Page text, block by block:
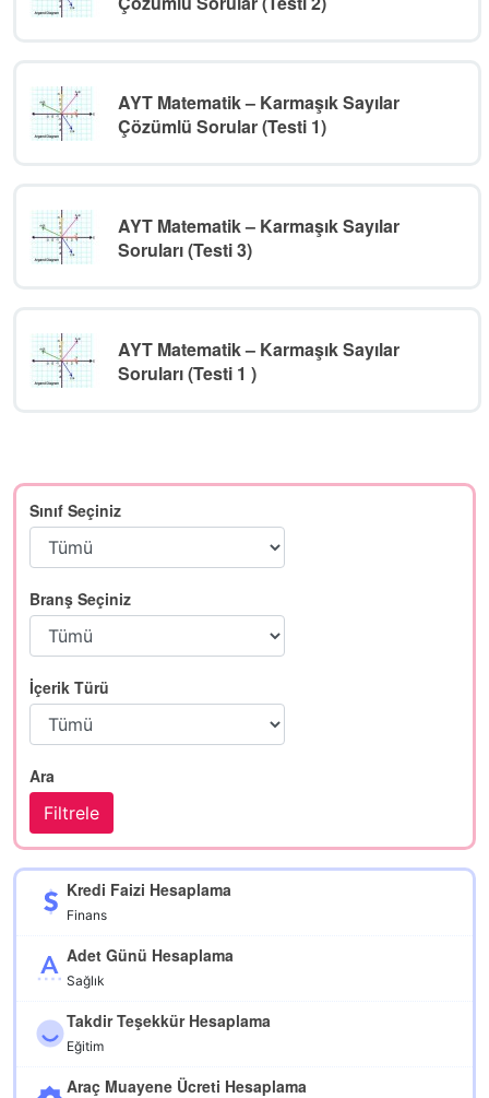
AYT Matematik – Karmaşık Sayılar
Çözümlü Sorular (Testi 1)
AYT Matematik – Karmaşık Sayılar
Soruları (Testi 3)
AYT Matematik – Karmaşık Sayılar
Soruları (Testi 1 )
Sınıf Seçiniz
Branş Seçiniz
İçerik Türü
Ara
Kredi Faizi Hesaplama
Finans
Adet Günü Hesaplama
Sağlık
Takdir Teşekkür Hesaplama
Eğitim
Araç Muayene Ücreti Hesaplama